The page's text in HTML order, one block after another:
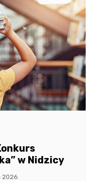
w Nidzicy
2026